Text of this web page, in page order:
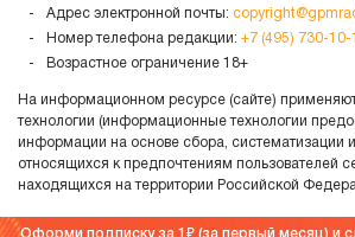
Адрес электронной почты:
Номер телефона редакции: +7 (495) 730-10-
Возрастное ограничение 18+
На информационном ресурсе (сайте)
технологии (информационные технологии
информации на основе сбора, систематизации
относящихся к предпочтениям пользователей
находящихся на территории Российской
Оформи подписку за 1 (за первый месяц) и